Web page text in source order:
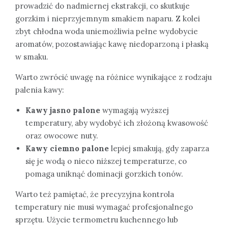
prowadzić do nadmiernej ekstrakcji, co skutkuje
gorzkim i nieprzyjemnym smakiem naparu. Z kolei
zbyt chłodna woda uniemożliwia pełne wydobycie
aromatów, pozostawiając kawę niedoparzoną i płaską
w smaku.
Warto zwrócić uwagę na różnice wynikające z rodzaju
palenia kawy:
Kawy jasno palone wymagają wyższej
temperatury, aby wydobyć ich złożoną kwasowość
oraz owocowe nuty.
Kawy ciemno palone lepiej smakują, gdy zaparza
się je wodą o nieco niższej temperaturze, co
pomaga uniknąć dominacji gorzkich tonów.
Warto też pamiętać, że precyzyjna kontrola
temperatury nie musi wymagać profesjonalnego
sprzętu. Użycie termometru kuchennego lub